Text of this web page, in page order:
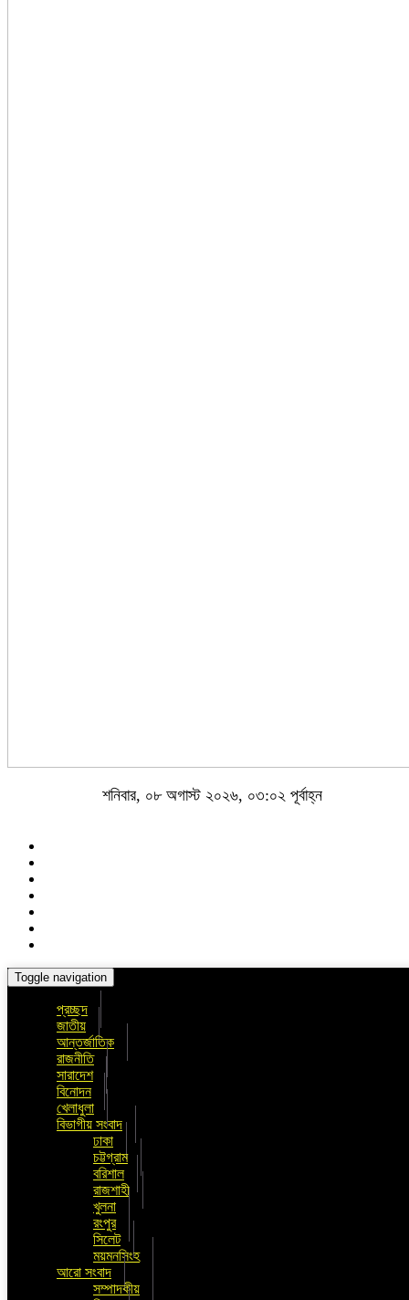
শনিবার, ০৮ অগাস্ট ২০২৬, ০৩:০২ পূর্বাহ্ন
Toggle navigation
প্রচ্ছদ
জাতীয়
আন্তর্জাতিক
রাজনীতি
সারাদেশ
বিনোদন
খেলাধুলা
বিভাগীয় সংবাদ
ঢাকা
চট্টগ্রাম
বরিশাল
রাজশাহী
খুলনা
রংপুর
সিলেট
ময়মনসিংহ
আরো সংবাদ
সম্পাদকীয়